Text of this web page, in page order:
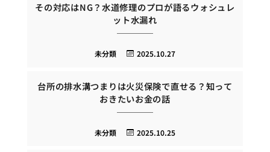
その対応はNG？水道修理のプロが語るウォシュレ
ット水漏れ
2025.10.27
未分類
台所の排水溝つまりは火災保険で直せる？知って
おきたいお金の話
2025.10.25
未分類